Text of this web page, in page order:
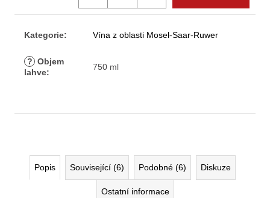
Kategorie: Vína z oblasti Mosel-Saar-Ruwer
? Objem
lahve:
750 ml
Popis Související (6) Podobné (6) Diskuze
Ostatní informace
e